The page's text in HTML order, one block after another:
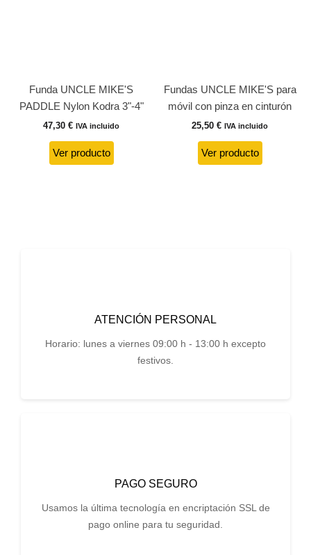
Funda UNCLE MIKE'S
PADDLE Nylon Kodra 3"-4"
47,30 € IVA incluido
Ver producto
Fundas UNCLE MIKE'S para
móvil con pinza en cinturón
25,50 € IVA incluido
Ver producto
ATENCIÓN PERSONAL
Horario: lunes a viernes 09:00 h - 13:00 h excepto
festivos.
PAGO SEGURO
Usamos la última tecnología en encriptación SSL de
pago online para tu seguridad.